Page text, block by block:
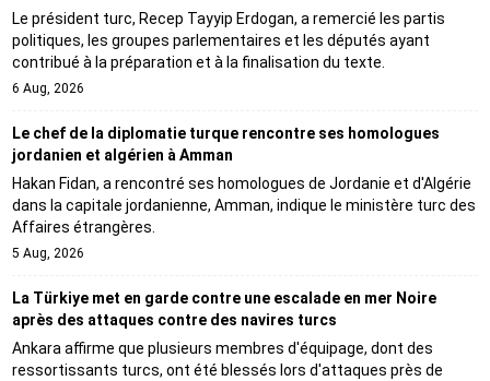
Le président turc, Recep Tayyip Erdogan, a remercié les partis
politiques, les groupes parlementaires et les députés ayant
contribué à la préparation et à la finalisation du texte.
6 Aug, 2026
Le chef de la diplomatie turque rencontre ses homologues
jordanien et algérien à Amman
Hakan Fidan, a rencontré ses homologues de Jordanie et d'Algérie
dans la capitale jordanienne, Amman, indique le ministère turc des
Affaires étrangères.
5 Aug, 2026
La Türkiye met en garde contre une escalade en mer Noire
après des attaques contre des navires turcs
Ankara affirme que plusieurs membres d'équipage, dont des
ressortissants turcs, ont été blessés lors d'attaques près de